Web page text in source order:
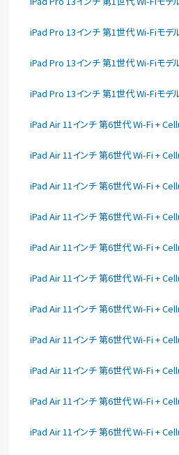
iPad Pro 13インチ 第1世代 Wi-Fiモデ
iPad Pro 13インチ 第1世代 Wi-Fiモデ
iPad Pro 13インチ 第1世代 Wi-Fiモデ
iPad Air 11インチ 第6世代 Wi-Fi +
iPad Air 11インチ 第6世代 Wi-Fi +
iPad Air 11インチ 第6世代 Wi-Fi +
iPad Air 11インチ 第6世代 Wi-Fi +
iPad Air 11インチ 第6世代 Wi-Fi +
iPad Air 11インチ 第6世代 Wi-Fi +
iPad Air 11インチ 第6世代 Wi-Fi +
iPad Air 11インチ 第6世代 Wi-Fi +
iPad Air 11インチ 第6世代 Wi-Fi +
iPad Air 11インチ 第6世代 Wi-Fi +
iPad Air 11インチ 第6世代 Wi-Fi +